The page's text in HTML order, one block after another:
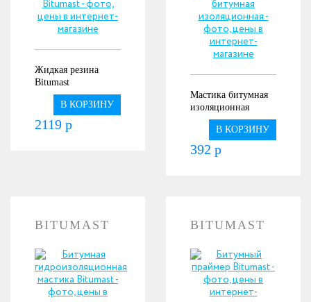
Жидкая резина
Bitumast
В КОРЗИНУ
2119 р
Мастика битумная
изоляционная
В КОРЗИНУ
392 р
BITUMAST BITUMAST